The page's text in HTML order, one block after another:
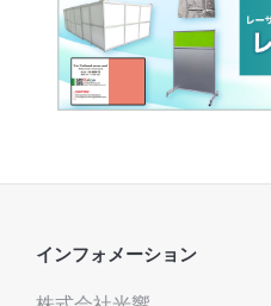
インフォメーション